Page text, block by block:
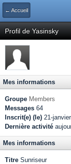
← Accueil
Profil de Yasinsky
Mes informations
Groupe Members
Messages 64
Inscrit(e) (le) 21-
Dernière activité
Mes informations
Titre Sunriseur